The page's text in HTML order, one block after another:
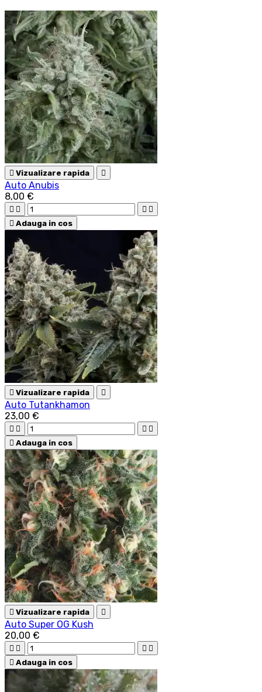
 Vizualizare rapida 
Auto Anubis
8,00 €
   
 Adauga in cos
 Vizualizare rapida 
Auto Tutankhamon
23,00 €
   
 Adauga in cos
 Vizualizare rapida 
Auto Super OG Kush
20,00 €
   
 Adauga in cos